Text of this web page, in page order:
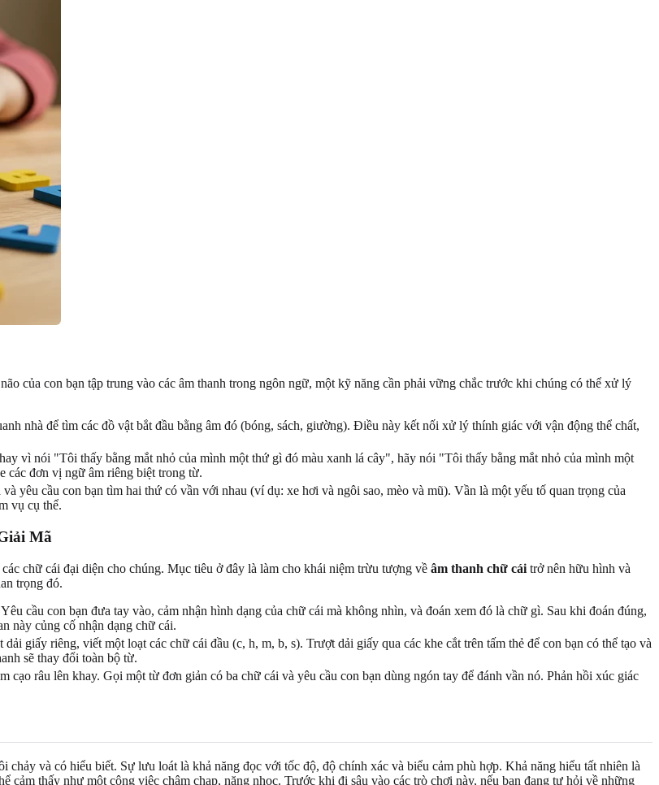
của con bạn tập trung vào các âm thanh trong ngôn ngữ, một kỹ năng cần phải vững chắc trước khi chúng có thể xử lý
nhà để tìm các đồ vật bắt đầu bằng âm đó (bóng, sách, giường). Điều này kết nối xử lý thính giác với vận động thể chất,
vì nói "Tôi thấy bằng mắt nhỏ của mình một thứ gì đó màu xanh lá cây", hãy nói "Tôi thấy bằng mắt nhỏ của mình một
các đơn vị ngữ âm riêng biệt trong từ.
yêu cầu con bạn tìm hai thứ có vần với nhau (ví dụ: xe hơi và ngôi sao, mèo và mũ). Vần là một yếu tố quan trọng của
vụ cụ thể.
Mã
chữ cái đại diện cho chúng. Mục tiêu ở đây là làm cho khái niệm trừu tượng về âm thanh chữ cái trở nên hữu hình và
trọng đó.
cầu con bạn đưa tay vào, cảm nhận hình dạng của chữ cái mà không nhìn, và đoán xem đó là chữ gì. Sau khi đoán đúng,
này củng cố nhận dạng chữ cái.
giấy riêng, viết một loạt các chữ cái đầu (c, h, m, b, s). Trượt dải giấy qua các khe cắt trên tấm thẻ để con bạn có thể tạo và
sẽ thay đổi toàn bộ từ.
cạo râu lên khay. Gọi một từ đơn giản có ba chữ cái và yêu cầu con bạn dùng ngón tay để đánh vần nó. Phản hồi xúc giác
và có hiểu biết. Sự lưu loát là khả năng đọc với tốc độ, độ chính xác và biểu cảm phù hợp. Khả năng hiểu tất nhiên là
thấy như một công việc chậm chạp, nặng nhọc. Trước khi đi sâu vào các trò chơi này, nếu bạn đang tự hỏi về những